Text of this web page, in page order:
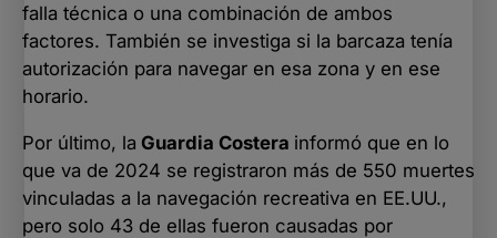
falla técnica o una combinación de ambos
factores. También se investiga si la barcaza tenía
autorización para navegar en esa zona y en ese
horario.
Por último, la Guardia Costera informó que en lo
que va de 2024 se registraron más de 550 muertes
vinculadas a la navegación recreativa en EE.UU.,
pero solo 43 de ellas fueron causadas por